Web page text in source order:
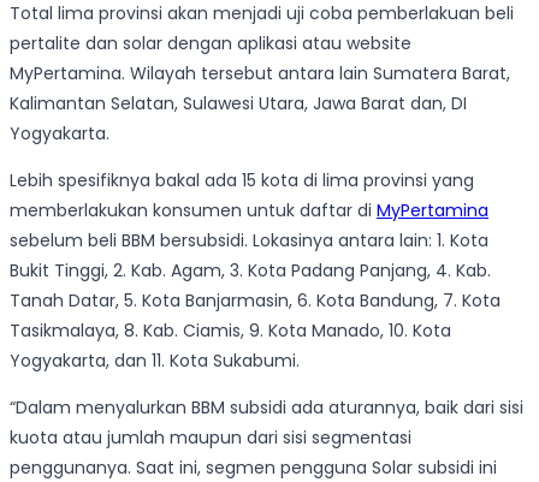
Total lima provinsi akan menjadi uji coba pemberlakuan beli
pertalite dan solar dengan aplikasi atau website
MyPertamina. Wilayah tersebut antara lain Sumatera Barat,
Kalimantan Selatan, Sulawesi Utara, Jawa Barat dan, DI
Yogyakarta.
Lebih spesifiknya bakal ada 15 kota di lima provinsi yang
memberlakukan konsumen untuk daftar di MyPertamina
sebelum beli BBM bersubsidi. Lokasinya antara lain: 1. Kota
Bukit Tinggi, 2. Kab. Agam, 3. Kota Padang Panjang, 4. Kab.
Tanah Datar, 5. Kota Banjarmasin, 6. Kota Bandung, 7. Kota
Tasikmalaya, 8. Kab. Ciamis, 9. Kota Manado, 10. Kota
Yogyakarta, dan 11. Kota Sukabumi.
“Dalam menyalurkan BBM subsidi ada aturannya, baik dari sisi
kuota atau jumlah maupun dari sisi segmentasi
penggunanya. Saat ini, segmen pengguna Solar subsidi ini